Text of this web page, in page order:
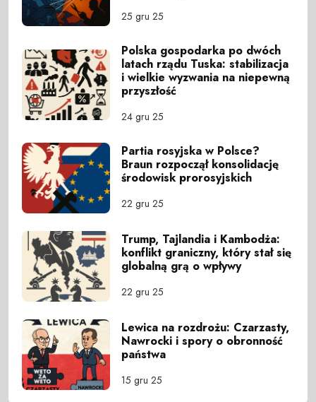
25 gru 25
Polska gospodarka po dwóch
latach rządu Tuska: stabilizacja
i wielkie wyzwania na niepewną
przyszłość
24 gru 25
Partia rosyjska w Polsce?
Braun rozpoczął konsolidację
środowisk prorosyjskich
22 gru 25
Trump, Tajlandia i Kambodża:
konflikt graniczny, który stał się
globalną grą o wpływy
22 gru 25
Lewica na rozdrożu: Czarzasty,
Nawrocki i spory o obronność
państwa
15 gru 25